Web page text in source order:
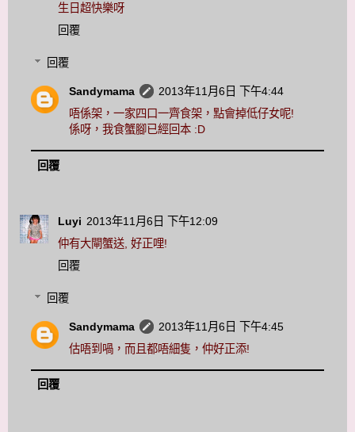
生日超快樂呀
回覆
回覆
Sandymama
2013年11月6日 下午4:44
唔係架，一家四口一齊食架，點會掉低仔女呢!
係呀，我食蟹腳已經回本 :D
回覆
Luyi 2013年11月6日 下午12:09
仲有大閘蟹送, 好正哩!
回覆
回覆
Sandymama
2013年11月6日 下午4:45
估唔到喎，而且都唔細隻，仲好正添!
回覆